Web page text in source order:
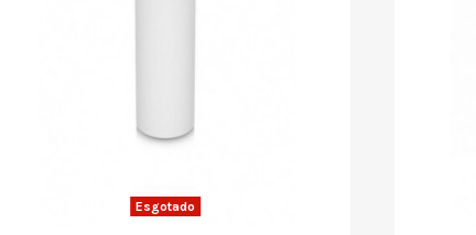
Esgotado